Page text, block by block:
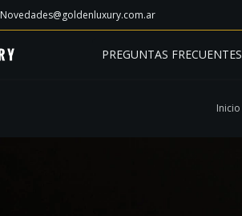
Novedades@goldenluxury.com.ar
PREGUNTAS FRECUENTES
Inicio